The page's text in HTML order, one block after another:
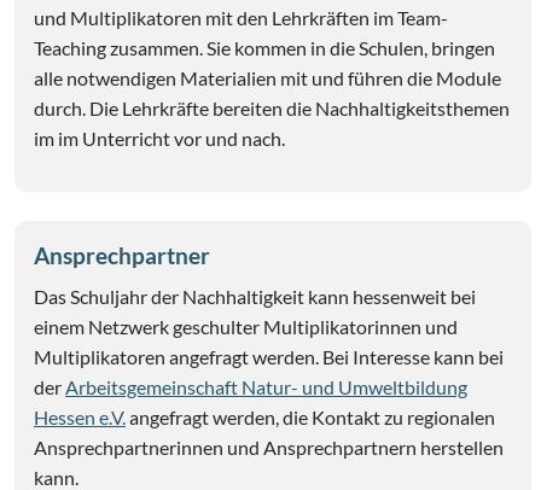
und Multiplikatoren mit den Lehrkräften im Team-
Teaching zusammen. Sie kommen in die Schulen, bringen
alle notwendigen Materialien mit und führen die Module
durch. Die Lehrkräfte bereiten die Nachhaltigkeitsthemen
im im Unterricht vor und nach.
Ansprechpartner
Das Schuljahr der Nachhaltigkeit kann hessenweit bei
einem Netzwerk geschulter Multiplikatorinnen und
Multiplikatoren angefragt werden. Bei Interesse kann bei
der Arbeitsgemeinschaft Natur- und Umweltbildung
Hessen e.V. angefragt werden, die Kontakt zu regionalen
Ansprechpartnerinnen und Ansprechpartnern herstellen
kann.